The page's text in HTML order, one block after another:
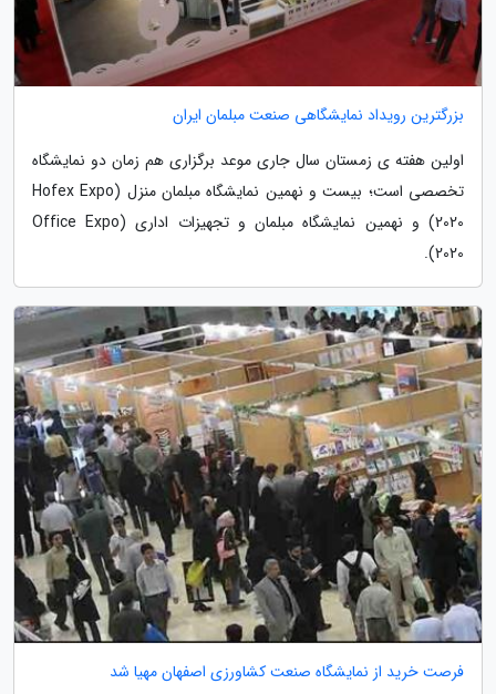
بزرگترین رویداد نمایشگاهی صنعت مبلمان ایران
اولین هفته ی زمستان سال جاری موعد برگزاری هم زمان دو نمایشگاه
تخصصی است؛ بیست و نهمین نمایشگاه مبلمان منزل (Hofex Expo
2020) و نهمین نمایشگاه مبلمان و تجهیزات اداری (Office Expo
2020).
فرصت خرید از نمایشگاه صنعت کشاورزی اصفهان مهیا شد